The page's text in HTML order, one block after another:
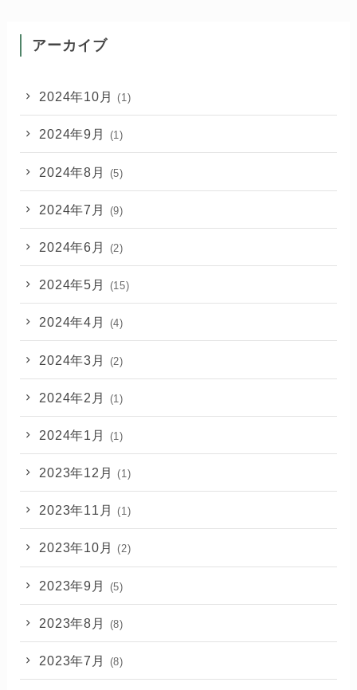
アーカイブ
2024年10月 (1)
2024年9月 (1)
2024年8月 (5)
2024年7月 (9)
2024年6月 (2)
2024年5月 (15)
2024年4月 (4)
2024年3月 (2)
2024年2月 (1)
2024年1月 (1)
2023年12月 (1)
2023年11月 (1)
2023年10月 (2)
2023年9月 (5)
2023年8月 (8)
2023年7月 (8)